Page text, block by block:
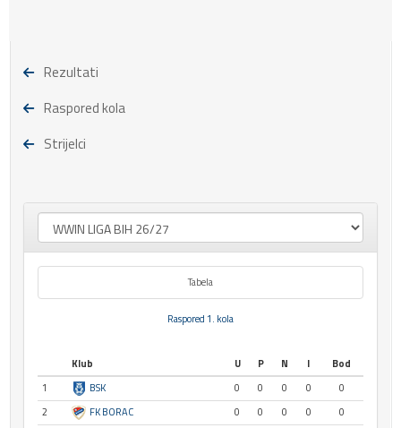
Rezultati
Raspored kola
Strijelci
Tabela
Raspored 1. kola
Klub U P N I
Bod
1
BSK 0 0 0 0
0
2
FK BORAC 0 0 0 0
0